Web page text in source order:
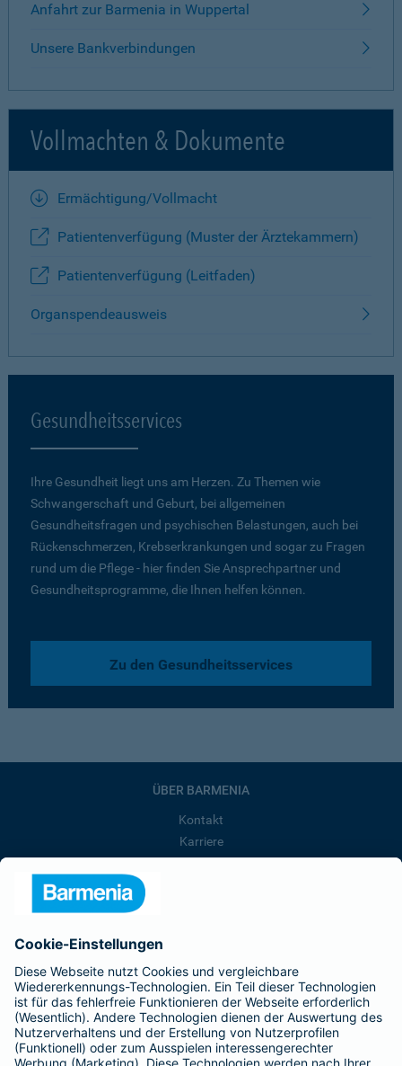
Anfahrt zur Barmenia in Wuppertal
Unsere Bankverbindungen
Vollmachten & Dokumente
Ermächtigung/Vollmacht
Patientenverfügung (Muster der Ärztekammern)
Patientenverfügung (Leitfaden)
Organspendeausweis
Gesundheitsservices
Ihre Gesundheit liegt uns am Herzen. Zu Themen wie
Schwangerschaft und Geburt, bei allgemeinen
Gesundheitsfragen und psychischen Belastungen, auch bei
Rückenschmerzen, Krebserkrankungen und sogar zu Fragen
rund um die Pflege - hier finden Sie Ansprechpartner und
Gesundheitsprogramme, die Ihnen helfen können.
Zu den Gesundheitsservices
ÜBER BARMENIA
Kontakt
Karriere
Barmenia ist Teil der BarmeniaGothaer
BELIEBTE SEITEN
Kranken-Zusatzversicherung
Tierversicherungen
Haftpflichtversicherung